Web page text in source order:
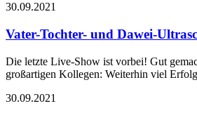
30.09.2021
Vater-Tochter- und Dawei-
Die letzte Live-Show ist vorbei! Gut
großartigen Kollegen: Weiterhin viel
30.09.2021